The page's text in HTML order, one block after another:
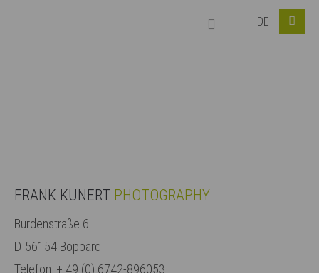
Anmelden
DE
FRANK KUNERT PHOTOGRAPHY
Burdenstraße 6
D-56154 Boppard
Telefon: + 49 (0) 6742-896053